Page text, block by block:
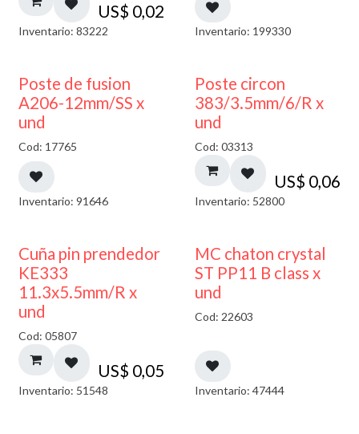
US$ 0,02
Inventario: 83222 Inventario: 199330
Poste de fusion
A206-12mm/SS x
und
Cod: 17765
Inventario: 91646
Poste circon
383/3.5mm/6/R x
und
Cod: 03313
US$ 0,06
Inventario: 52800
Cuña pin prendedor
KE333
11.3x5.5mm/R x
und
Cod: 05807
US$ 0,05
Inventario: 51548
MC chaton crystal
ST PP11 B class x
und
Cod: 22603
Inventario: 47444